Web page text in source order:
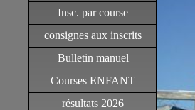
Insc. par course
consignes aux inscrits
Bulletin manuel
Courses ENFANT
résultats 2026